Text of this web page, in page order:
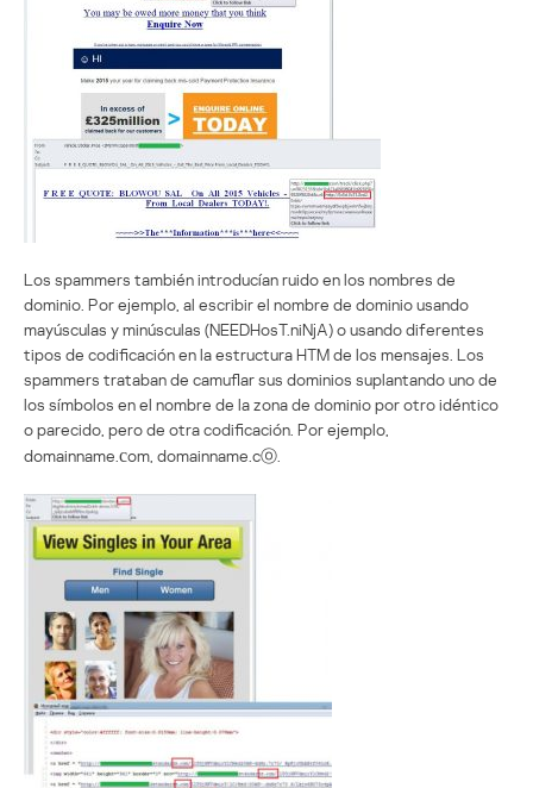
Los spammers también introducían ruido en los nombres de
dominio. Por ejemplo, al escribir el nombre de dominio usando
mayúsculas y minúsculas (NEEDHosT.niNjA) o usando diferentes
tipos de codificación en la estructura HTM de los mensajes. Los
spammers trataban de camuflar sus dominios suplantando uno de
los símbolos en el nombre de la zona de dominio por otro idéntico
o parecido, pero de otra codificación. Por ejemplo,
domainname. com, domainname.cⓞ.